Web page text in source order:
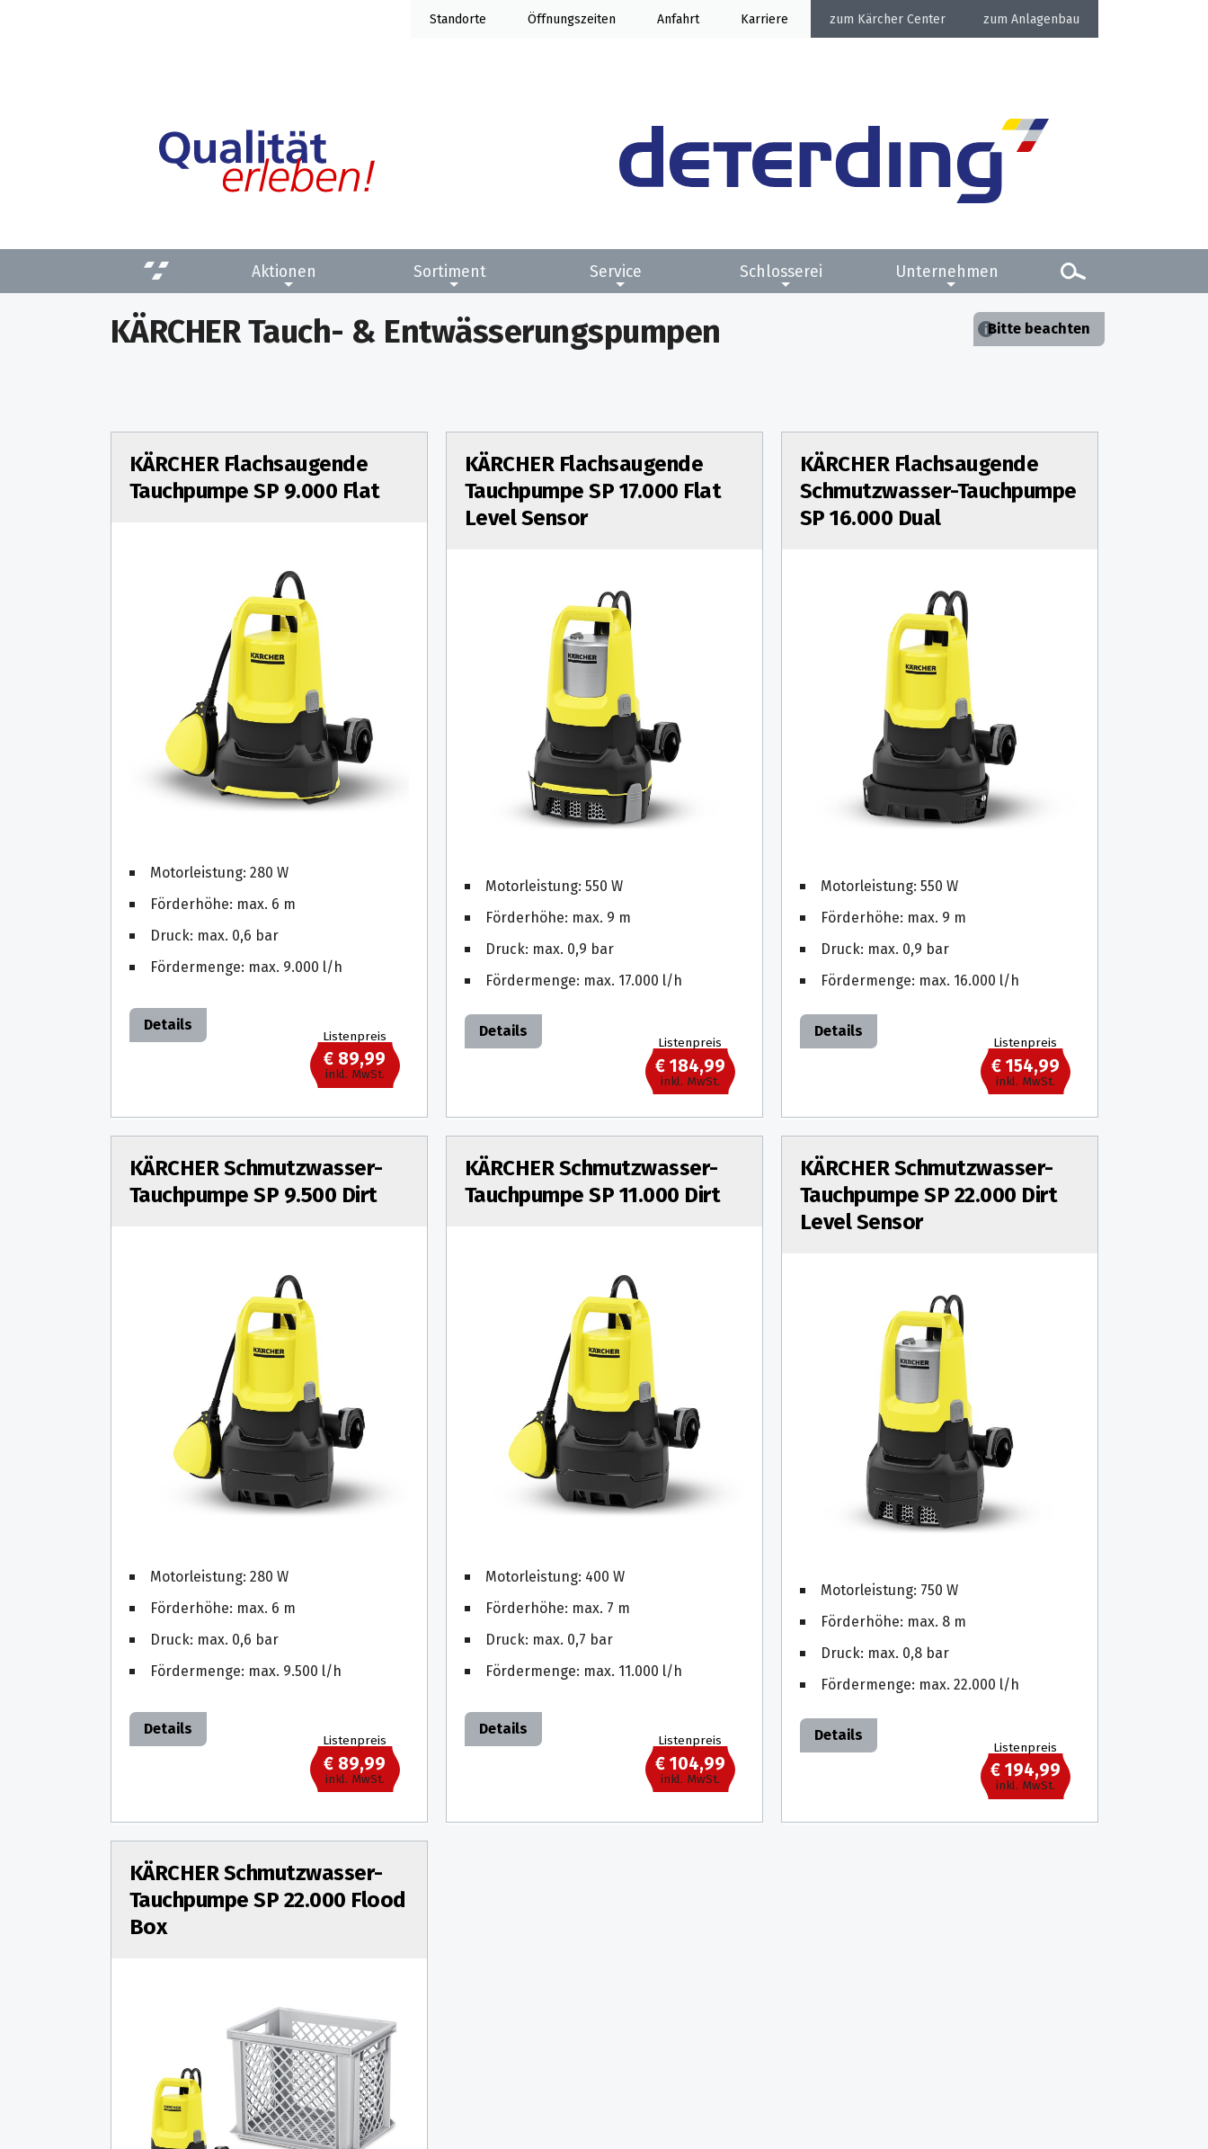
Standorte Öffnung Anfahrt Karriere Kärcher Center Anlagenbau
Aktionen Sortiment Service Schlosserei Unternehmen
Bitte beachten
KÄRCHER Tauch- & Entwässerungspumpen
KÄRCHER Flachsaugende
Tauchpumpe SP 9.000 Flat
Motorleistung: 280 W
Förderhöhe: max. 6 m
Druck: max. 0,6 bar
Fördermenge: max. 9.000 l/h
Details
Listenpreis
€ 89,99
inkl. MwSt.
KÄRCHER Flachsaugende
Tauchpumpe SP 17.000 Flat
Level Sensor
Motorleistung: 550 W
Förderhöhe: max. 9 m
Druck: max. 0,9 bar
Fördermenge: max. 17.000 l/h
Details
Listenpreis
€ 184,99
inkl. MwSt.
KÄRCHER Flachsaugende
Schmutzwasser-Tauchpumpe
SP 16.000 Dual
Motorleistung: 550 W
Förderhöhe: max. 9 m
Druck: max. 0,9 bar
Fördermenge: max. 16.000 l/h
Details
Listenpreis
€ 154,99
inkl. MwSt.
KÄRCHER Schmutzwasser-
Tauchpumpe SP 9.500 Dirt
Motorleistung: 280 W
Förderhöhe: max. 6 m
Druck: max. 0,6 bar
Fördermenge: max. 9.500 l/h
Details
Listenpreis
€ 89,99
inkl. MwSt.
KÄRCHER Schmutzwasser-
Tauchpumpe SP 11.000 Dirt
Motorleistung: 400 W
Förderhöhe: max. 7 m
Druck: max. 0,7 bar
Fördermenge: max. 11.000 l/h
Details
Listenpreis
€ 104,99
inkl. MwSt.
KÄRCHER Schmutzwasser-
Tauchpumpe SP 22.000 Dirt
Level Sensor
Motorleistung: 750 W
Förderhöhe: max. 8 m
Druck: max. 0,8 bar
Fördermenge: max. 22.000 l/h
Details
Listenpreis
€ 194,99
inkl. MwSt.
KÄRCHER Schmutzwasser-
Tauchpumpe SP 22.000 Flood
Box